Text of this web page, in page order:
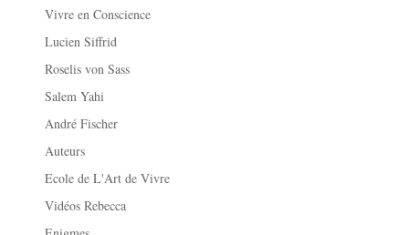
Vivre en Conscience
Lucien Siffrid
Roselis von Sass
Salem Yahi
André Fischer
Auteurs
Ecole de L'Art de Vivre
Vidéos Rebecca